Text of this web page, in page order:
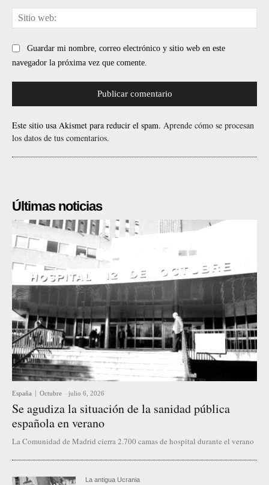
Guardar mi nombre, correo electrónico y sitio web en este
navegador la próxima vez que comente.
Este sitio usa Akismet para reducir el spam. Aprende cómo se procesan
los datos de tus comentarios.
Últimas noticias
España Octubre - julio 6, 2026
Se agudiza la situación de la sanidad pública
española en verano
La Comunidad de Madrid cierra 2.700 camas de hospital durante el verano
La antigua Ucrania